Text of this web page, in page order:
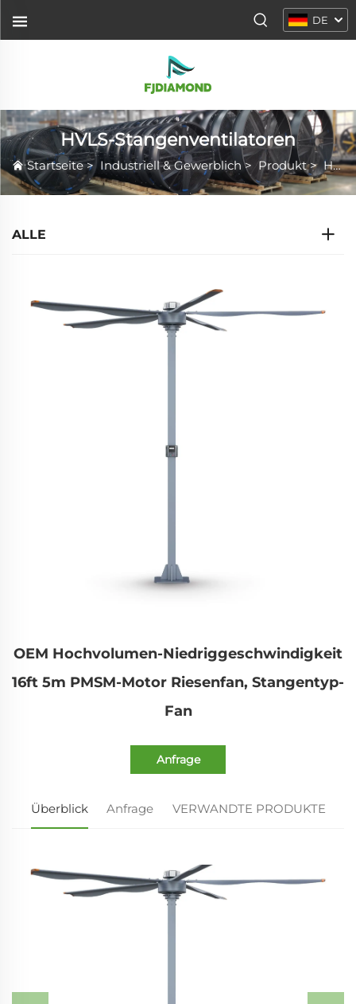
DE
HVLS-Stangenventilatoren
Startseite> Industriell & Gewerblich> Produkt>HVLS-Stangenventilatoren
ALLE
OEM Hochvolumen-Niedriggeschwindigkeit
16ft 5m PMSM-Motor Riesenfan, Stangentyp-
Fan
Anfrage
Überblick Anfrage VERWANDTE PRODUKTE